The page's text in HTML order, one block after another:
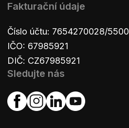
Fakturační údaje
Číslo účtu: 7654270028/5500
IČO: 67985921
DIČ: CZ67985921
Sledujte nás